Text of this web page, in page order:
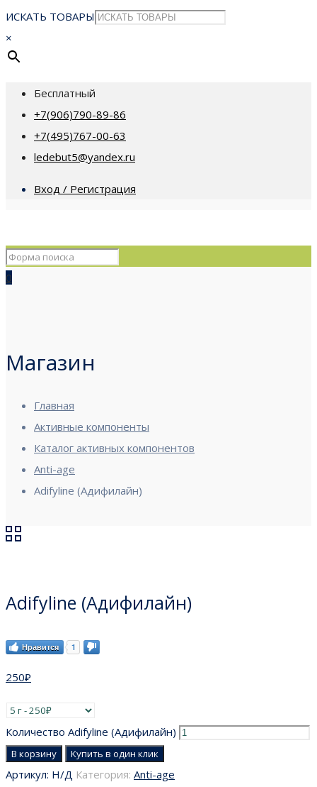
ИСКАТЬ ТОВАРЫ
×
Бесплатный
+7(906)790-89-86
+7(495)767-00-63
ledebut5@yandex.ru
Вход / Регистрация
0
Магазин
Главная
Активные компоненты
Каталог активных компонентов
Anti-age
Adifyline (Адифилайн)
Adifyline (Адифилайн)
Нравится 1
250₽
Количество Adifyline (Адифилайн)
В корзину Купить в один клик
Артикул: Н/Д Категория: Anti-age